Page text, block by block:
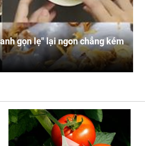
gọn lẹ" lại ngon chẳng kém